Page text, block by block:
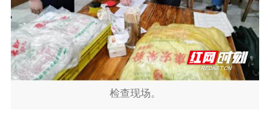
检查现场。